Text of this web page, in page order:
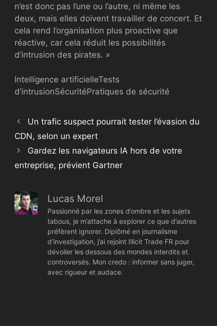
n’est donc pas l’une ou l’autre, ni même les
deux, mais elles doivent travailler de concert. Et
cela rend l’organisation plus proactive que
réactive, car cela réduit les possibilités
d’intrusion des pirates. »
Intelligence artificielleTests
d’intrusionSécuritéPratiques de sécurité
Un trafic suspect pourrait tester l’évasion du
CDN, selon un expert
Gardez les navigateurs IA hors de votre
entreprise, prévient Gartner
Lucas Morel
Passionné par les zones d’ombre et les sujets
tabous, je m’attache à explorer ce que d’autres
préfèrent ignorer. Diplômé en journalisme
d’investigation, j’ai rejoint Illicit Trade FR pour
dévoiler les dessous des mondes interdits et
controversés. Mon credo : informer sans juger,
avec rigueur et audace.